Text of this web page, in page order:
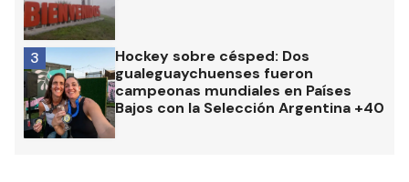
Hockey sobre césped: Dos
gualeguaychuenses fueron
campeonas mundiales en Países
Bajos con la Selección Argentina +40
3